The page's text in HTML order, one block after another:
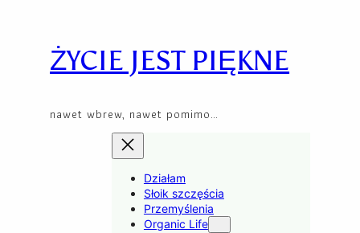
contentŻYCIE JEST PIĘKNE
nawet wbrew, nawet pomimo…
Działam
Słoik szczęścia
Przemyślenia
Organic Life